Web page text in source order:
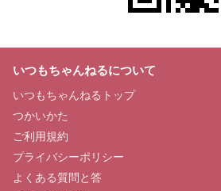
いつもちゃんねるについて
いつもちゃんねるトップ
つかいかた
ご利用規約
プライバシーポリシー
よくある質問と答